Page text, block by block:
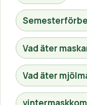
Vad äter
Vad äter